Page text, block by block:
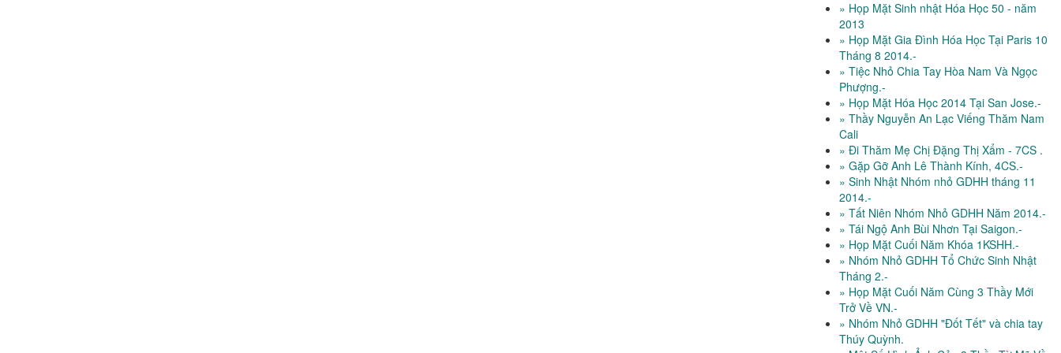
» Họp Mặt Sinh nhật Hóa Học 50 - năm
2013
» Họp Mặt Gia Đình Hóa Học Tại Paris 10
Tháng 8 2014.-
» Tiệc Nhỏ Chia Tay Hòa Nam Và Ngọc
Phượng.-
» Họp Mặt Hóa Học 2014 Tại San Jose.-
» Thầy Nguyễn An Lạc Viếng Thăm Nam
Cali
» Đi Thăm Mẹ Chị Đặng Thị Xẩm - 7CS .
» Gặp Gỡ Anh Lê Thành Kính, 4CS.-
» Sinh Nhật Nhóm nhỏ GDHH tháng 11
2014.-
» Tất Niên Nhóm Nhỏ GDHH Năm 2014.-
» Tái Ngộ Anh Bùi Nhơn Tại Saigon.-
» Họp Mặt Cuối Năm Khóa 1KSHH.-
» Nhóm Nhỏ GDHH Tổ Chức Sinh Nhật
Tháng 2.-
» Họp Mặt Cuối Năm Cùng 3 Thầy Mới
Trở Về VN.-
» Nhóm Nhỏ GDHH "Đốt Tết" và chia tay
Thúy Quỳnh.